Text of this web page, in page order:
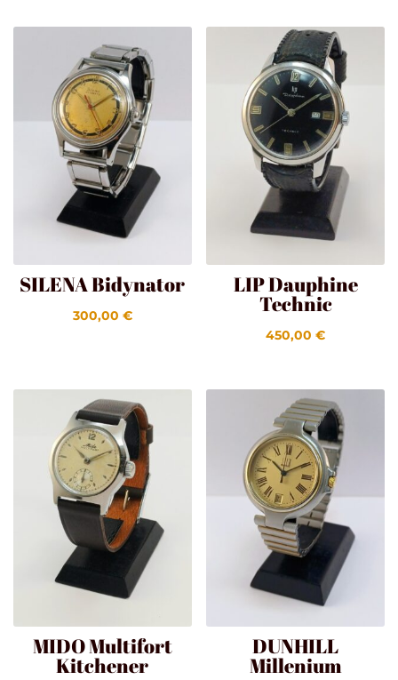
SILENA Bidynator
300,00 €
LIP Dauphine
Technic
450,00€
MIDO Multifort
Kitchener
DUNHILL
Millenium